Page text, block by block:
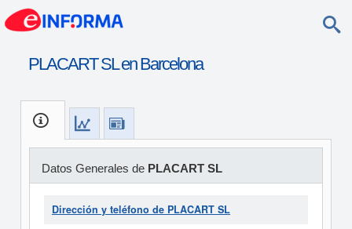
PLACART SL en Barcelona
Datos Generales de PLACART SL
Dirección y teléfono de PLACART SL